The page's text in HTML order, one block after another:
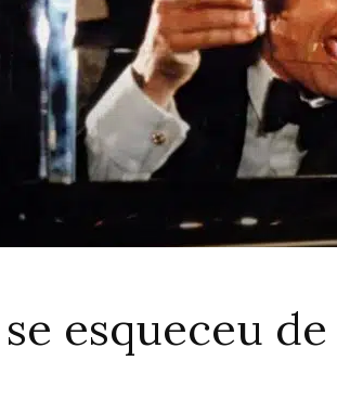
ao
Cinema
esqueceu de